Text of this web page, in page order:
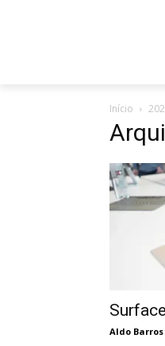
Início
Aldo Barros